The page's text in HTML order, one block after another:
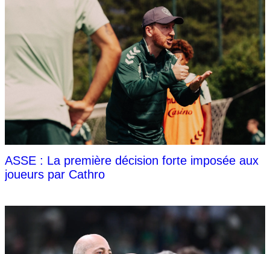
ASSE : La première décision forte imposée aux
joueurs par Cathro